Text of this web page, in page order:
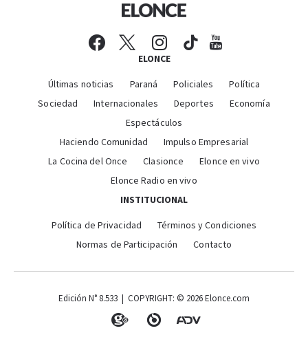
ELONCE
Últimas noticias Paraná Policiales
Política
Sociedad
Internacionales Deportes
Economía
Espectáculos
Haciendo Comunidad
Impulso Empresarial
La Cocina del Once
Clasionce
Elonce en vivo
Elonce Radio en vivo
INSTITUCIONAL
Política de Privacidad
Términos y Condiciones
Normas de Participación
Contacto
Edición N° 8.533 | COPYRIGHT: © 2026 Elonce.com